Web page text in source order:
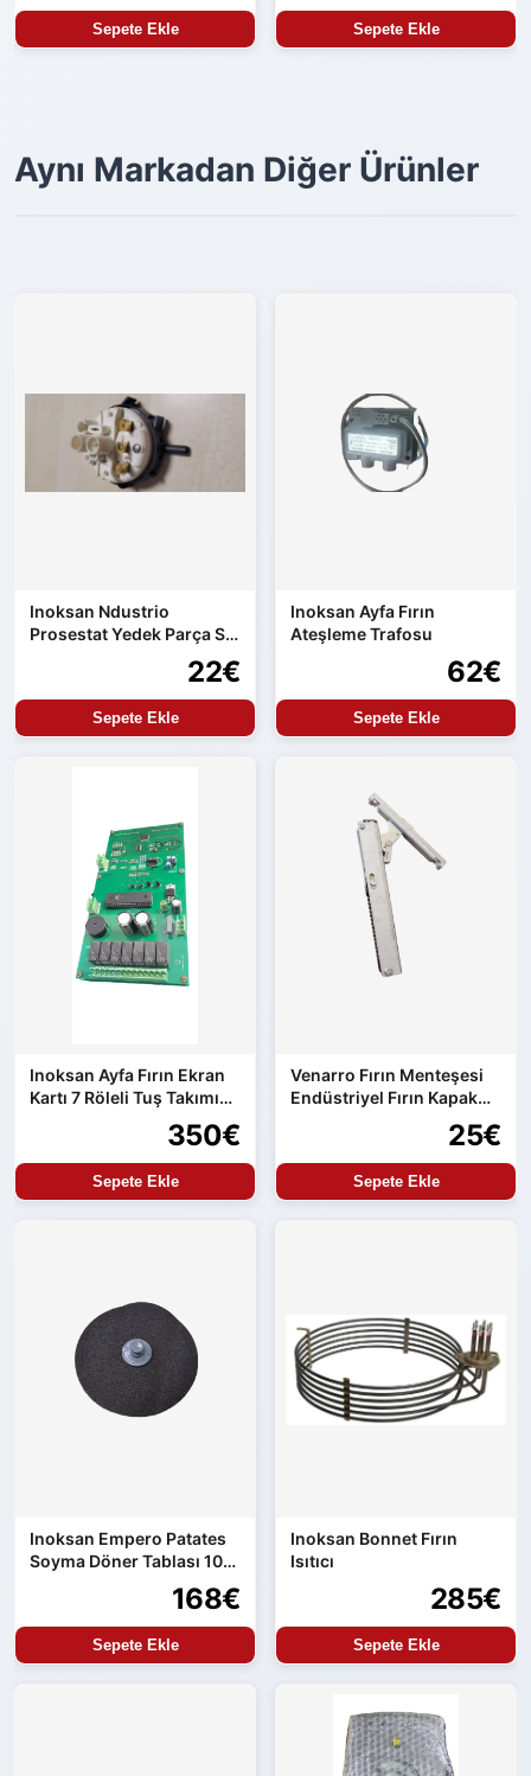
Sepete Ekle Sepete Ekle
Aynı Markadan Diğer Ürünler
Inoksan Ndustrio
Prosestat Yedek Parça Su
22€
Sepete Ekle
Inoksan Ayfa Fırın
Ateşleme Trafosu
62€
Sepete Ekle
Inoksan Ayfa Fırın Ekran
Kartı 7 Röleli Tuş Takımı
ve Güç Kartı Entegre350€
Sepete Ekle
Venarro Fırın Menteşesi
Endüstriyel Fırın Kapak
Menteşesi Uyumlu Set25€
Sepete Ekle
Inoksan Empero Patates
Soyma Döner Tablası 10
kg Makine Uyumlu168€
Sepete Ekle
Inoksan Bonnet Fırın
Isıtıcı
285€
Sepete Ekle